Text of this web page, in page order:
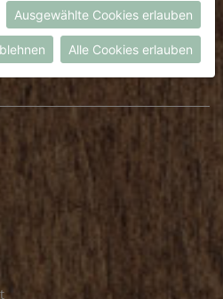
du in unserer
imImpressum
Ausgewählte Cookies erlauben
Alle Cookies erlauben